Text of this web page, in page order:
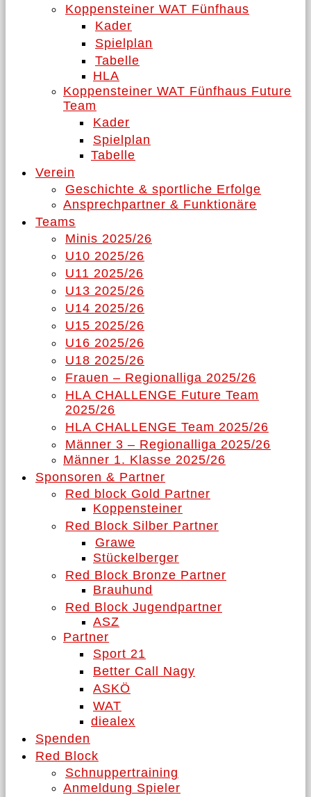
Koppensteiner WAT Fünfhaus
Kader
Spielplan
Tabelle
HLA
Koppensteiner WAT Fünfhaus Future
Team
Kader
Spielplan
Tabelle
Verein
Geschichte & sportliche Erfolge
Ansprechpartner & Funktionäre
Teams
Minis 2025/26
U10 2025/26
U11 2025/26
U13 2025/26
U14 2025/26
U15 2025/26
U16 2025/26
U18 2025/26
Frauen – Regionalliga 2025/26
HLA CHALLENGE Future Team
2025/26
HLA CHALLENGE Team 2025/26
Männer 3 – Regionalliga 2025/26
Männer 1. Klasse 2025/26
Sponsoren & Partner
Red block Gold Partner
Koppensteiner
Red Block Silber Partner
Grawe
Stückelberger
Red Block Bronze Partner
Brauhund
Red Block Jugendpartner
ASZ
Partner
Sport 21
Better Call Nagy
ASKÖ
WAT
diealex
Spenden
Red Block
Schnuppertraining
Anmeldung Spieler